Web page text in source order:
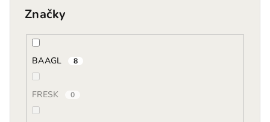
Značky
BAAGL 8
FRESK 0